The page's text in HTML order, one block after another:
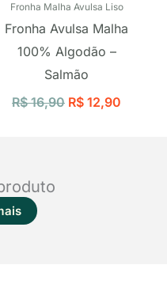
Fronha Malha Avulsa Liso
Fronha Avulsa Malha
100% Algodão –
Salmão
R$16,90 R$ 12,90